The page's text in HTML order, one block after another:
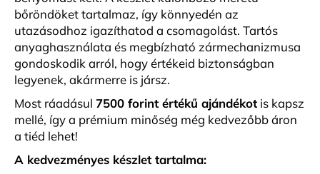
bőröndöket tartalmaz, így könnyedén az
utazásodhoz igazíthatod a csomagolást. Tartós
anyaghasználata és megbízható zármechanizmusa
gondoskodik arról, hogy értékeid biztonságban
legyenek, akármerre is jársz.
Most ráadásul 7500 forint értékű ajándékot is kapsz
mellé, így a prémium minőség még kedvezőbb áron
a tiéd lehet!
A kedvezményes készlet tartalma:
Ft